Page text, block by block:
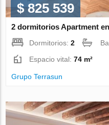
$ 825 539
2 dormitorios Apartment
Dormitorios:2
Espacio vital:74 m²
Grupo Terrasun